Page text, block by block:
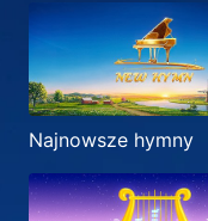
Najnowsze hymny